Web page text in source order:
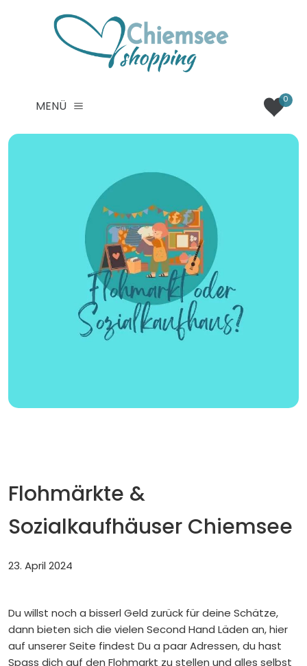
MENÜ 0
Flohmärkte &
Sozialkaufhäuser Chiemsee
23. April 2024
Du willst noch a bisserl Geld zurück für deine Schätze,
dann bieten sich die vielen Second Hand Läden an, hier
auf unserer Seite findest Du a paar Adressen, du hast
Spass dich auf den Flohmarkt zu stellen und alles selbst